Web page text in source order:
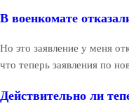
В военкомате
Но это заявление у меня
что теперь заявления по
Действительно ли